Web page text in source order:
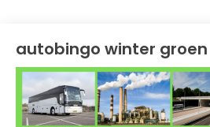
autobingo winter groen